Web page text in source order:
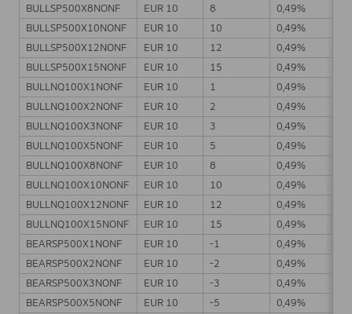
BULLSP500X8NONF
EUR 10 8
0,49%
BULLSP500X10NONF
EUR 10 10
0,49%
BULLSP500X12NONF
EUR 10 12
0,49%
BULLSP500X15NONF
EUR 10 15
0,49%
BULLNQ100X1NONF
EUR 10 1
0,49%
BULLNQ100X2NONF
EUR 10 2
0,49%
BULLNQ100X3NONF
EUR 10 3
0,49%
BULLNQ100X5NONF
EUR 10 5
0,49%
BULLNQ100X8NONF
EUR 10 8
0,49%
BULLNQ100X10NONF
EUR 10 10
0,49%
BULLNQ100X12NONF
EUR 10 12
0,49%
BULLNQ100X15NONF
EUR 10 15
0,49%
BEARSP500X1NONF
EUR 10 -1
0,49%
BEARSP500X2NONF
EUR 10 -2
0,49%
BEARSP500X3NONF
EUR 10 -3
0,49%
BEARSP500X5NONF
EUR 10 -5
0,49%